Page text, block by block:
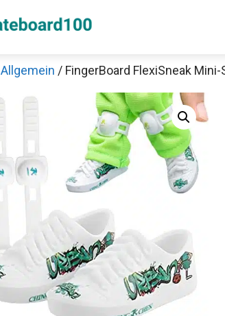
Allgemein / FingerBoard FlexiSneak